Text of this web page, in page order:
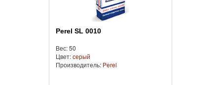
Perel SL 0010
Вес: 50
Цвет:серый
Производитель: Perel